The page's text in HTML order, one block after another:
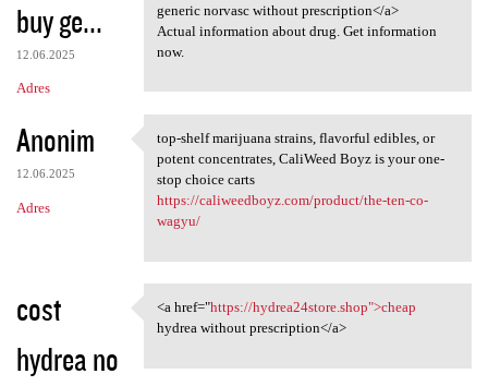
buy ge...
12.06.2025
Adres
generic norvasc without prescription</a>
Actual information about drug. Get information
now.
Anonim
12.06.2025
Adres
top-shelf marijuana strains,
top-shelf marijuana strains, flavorful edibles, or
potent concentrates, CaliWeed Boyz is your one-
stop choice carts
https://caliweedboyz.com/product/the-ten-co-
wagyu/
cost
hydrea no
<a href="https:/
<a href="https://hydrea24store.shop">cheap
hydrea without prescription</a>